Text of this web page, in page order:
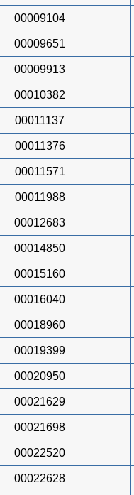
00009104
00009651
00009913
00010382
00011137
00011376
00011571
00011988
00012683
00014850
00015160
00016040
00018960
00019399
00020950
00021629
00021698
00022520
00022628